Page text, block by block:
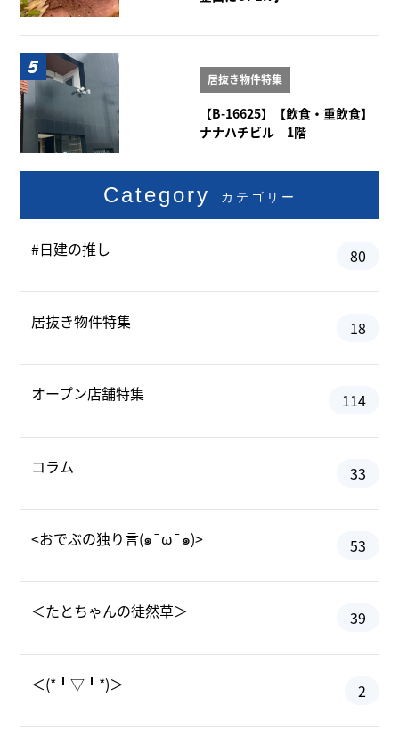
居抜き物件特集
【B-16625】【飲食・重飲食】
ナナハチビル 1階
Category カテゴリー
#日建の推し 80
居抜き物件特集 18
オープン店舗特集 114
コラム 33
<おでぶの独り言(๑¯ω¯๑)> 53
＜たとちゃんの徒然草＞ 39
＜(*╹▽╹*)＞ 2